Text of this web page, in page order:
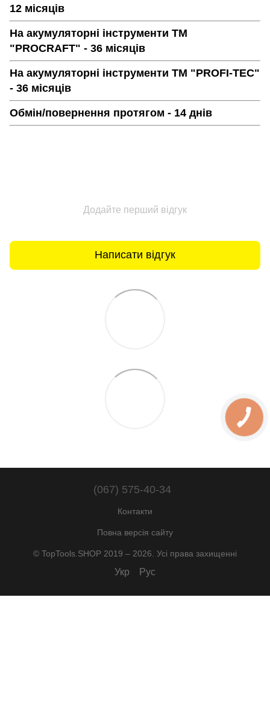
12 місяців
На акумуляторні інструменти ТМ
"PROCRAFT" - 36 місяців
На акумуляторні інструменти ТМ "PROFI-TEC"
- 36 місяців
Обмін/повернення протягом - 14 днів
Додайте перший відгук
Написати відгук
(067) 575-40-34
Контакти
Повна версія сайту
© TopTools.SHOP 2019 – 2026. Усі права захищенні
Укр Рус